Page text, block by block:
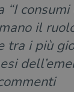
il
i più